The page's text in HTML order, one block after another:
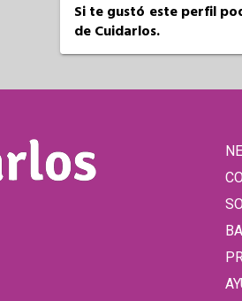
Si te gustó este perfil
de Cuidarlos.